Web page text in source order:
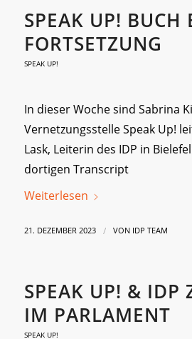
SPEAK UP! BUCH
FORTSETZUNG
SPEAK UP!
In dieser Woche sind Sabrina
Vernetzungsstelle Speak Up!
Lask, Leiterin des IDP in
dortigen Transcript
Weiterlesen
21. DEZEMBER 2023 / VON IDP TEAM
SPEAK UP! & IDP
IM PARLAMENT
SPEAK UP!